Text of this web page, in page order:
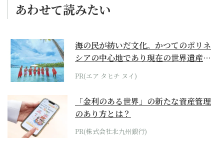
あわせて読みたい
海の民が紡いだ文化。かつてのポリネ
シアの中心地であり現在の世界遺産か
らみえてくる...
PR(エア タヒチ ヌイ)
「金利のある世界」の新たな資産管理
のあり方とは？
PR(株式会社北九州銀行)